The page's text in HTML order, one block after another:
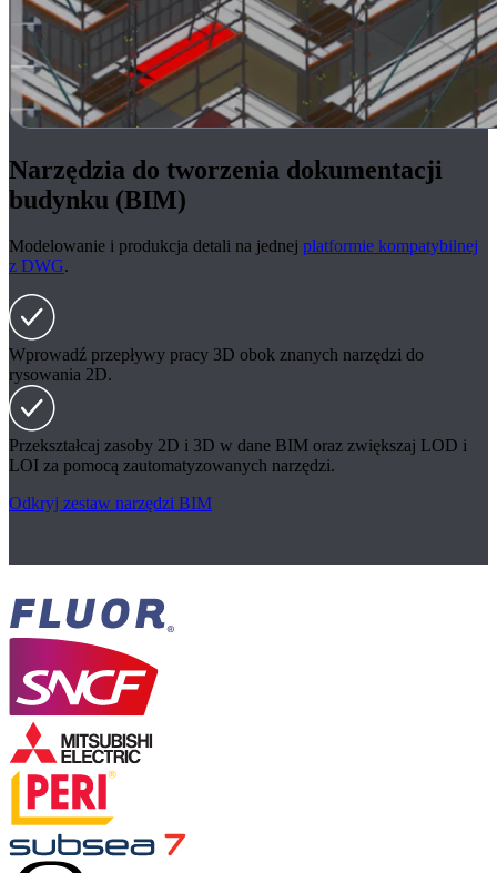
Narzędzia do tworzenia dokumentacji
budynku (BIM)
Modelowanie i produkcja detali na jednej platformie kompatybilnej
z DWG.
Wprowadź przepływy pracy 3D obok znanych narzędzi do
rysowania 2D.
Przekształcaj zasoby 2D i 3D w dane BIM oraz zwiększaj LOD i
LOI za pomocą zautomatyzowanych narzędzi.
Odkryj zestaw narzędzi BIM